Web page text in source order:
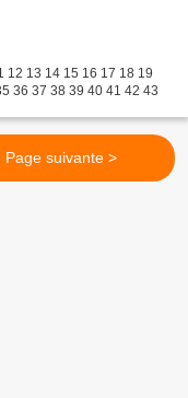
12 13 14 15 16 17 18 19
36 37 38 39 40 41 42 43
Page suivante >